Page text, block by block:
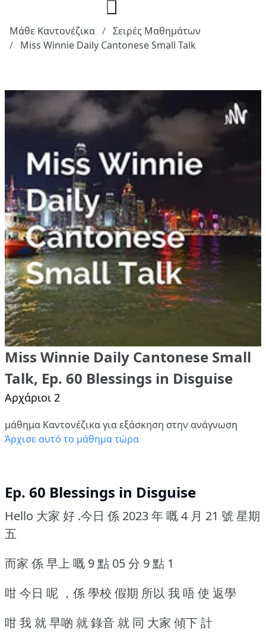
Μάθε Καντονέζικα
Σειρές Μαθημάτων
Miss Winnie Daily Cantonese Small Talk
Miss Winnie Daily Cantonese Small
Talk, Ep. 60 Blessings in Disguise
Αρχάριοι 2
μάθημα Καντονέζικα για εξάσκηση στην ανάγνωση
Άρχισε αυτό το μάθημα τώρα
Ep. 60 Blessings in Disguise
Hello 大家 好 .今日 係 2023 年 嘅 4 月 21 號 星期
五
而家 係 早上 嘅 9 點 05 分 9 點 1
咁 今日 呢 ，係 學校 假期 所以 我 唔 使 返學
咁 我 就 早啲 就 錄音 就 同 大家 傾下 計